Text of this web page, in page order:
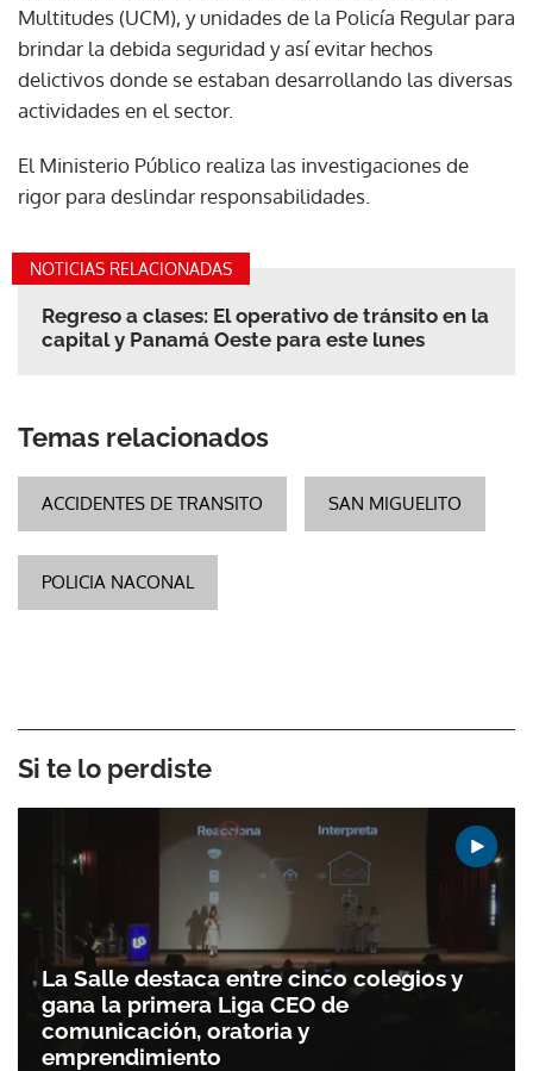
Multitudes (UCM), y unidades de la Policía Regular para
brindar la debida seguridad y así evitar hechos
delictivos donde se estaban desarrollando las diversas
actividades en el sector.
El Ministerio Público realiza las investigaciones de
rigor para deslindar responsabilidades.
NOTICIAS RELACIONADAS
Regreso a clases: El operativo de tránsito en la
capital y Panamá Oeste para este lunes
Temas relacionados
ACCIDENTES DE TRANSITO SAN MIGUELITO
POLICIA NACONAL
Si te lo perdiste
La Salle destaca entre cinco colegios y
gana la primera Liga CEO de
comunicación, oratoria y
emprendimiento